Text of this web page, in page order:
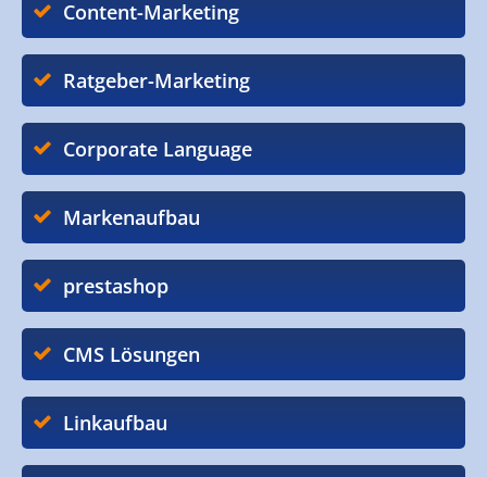
Content-Marketing
Ratgeber-Marketing
Corporate Language
Markenaufbau
prestashop
CMS Lösungen
Linkaufbau